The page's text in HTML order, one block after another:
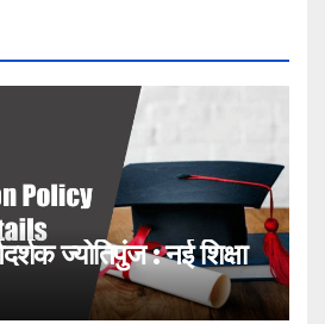
ज्योतिपुंज : नई शिक्षा